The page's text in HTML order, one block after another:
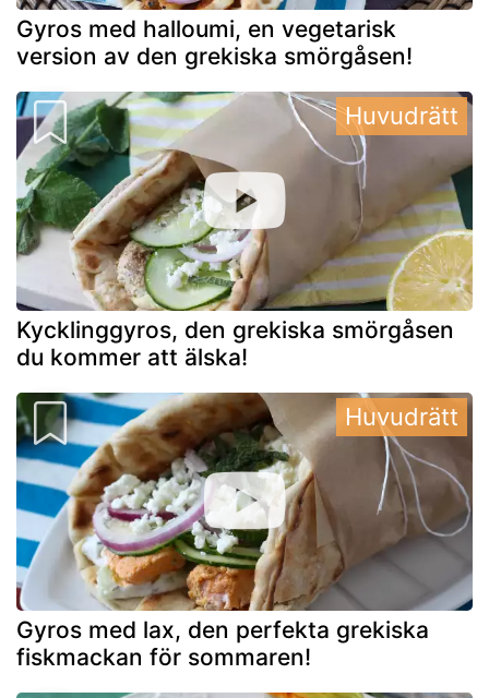
Gyros med halloumi, en vegetarisk
version av den grekiska smörgåsen!
Kycklinggyros, den grekiska smörgåsen
du kommer att älska!
Huvudrätt
Gyros med lax, den perfekta grekiska
fiskmackan för sommaren!
Huvudrätt